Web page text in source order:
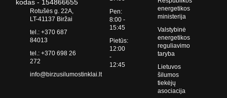
kodas - 154866655
Rotušės g. 22A,
LT-41137 Biržai
tel.: +370 687
84013
tel.: +370 698 26
272
info@birzusilumostinklai.lt
Pen:
8:00 -
15:45
Pietūs:
12:00
-
12:45
energetikos
ministerija
Valstybinė
energetikos
reguliavimo
taryba
Lietuvos
šilumos
tiekėjų
asociacija